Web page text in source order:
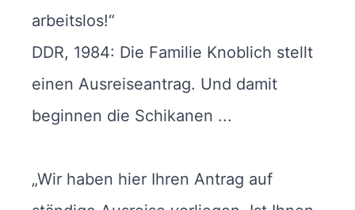
arbeitslos!“
DDR, 1984: Die Familie Knoblich stellt
einen Ausreiseantrag. Und damit
beginnen die Schikanen ...
„Wir haben hier Ihren Antrag auf